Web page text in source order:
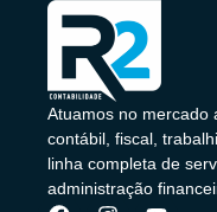
Atuamos no mercado
contábil, fiscal,
linha completa de
administração